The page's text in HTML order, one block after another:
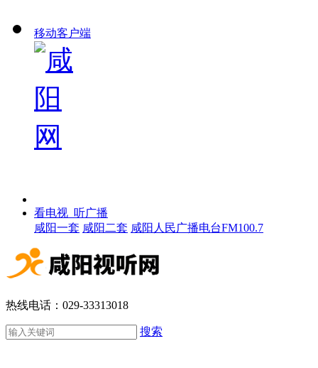
移动客户端
看电视 听广播
咸阳一套 咸阳二套 咸阳人民广播电台FM100.7
热线电话：029-33313018
搜索